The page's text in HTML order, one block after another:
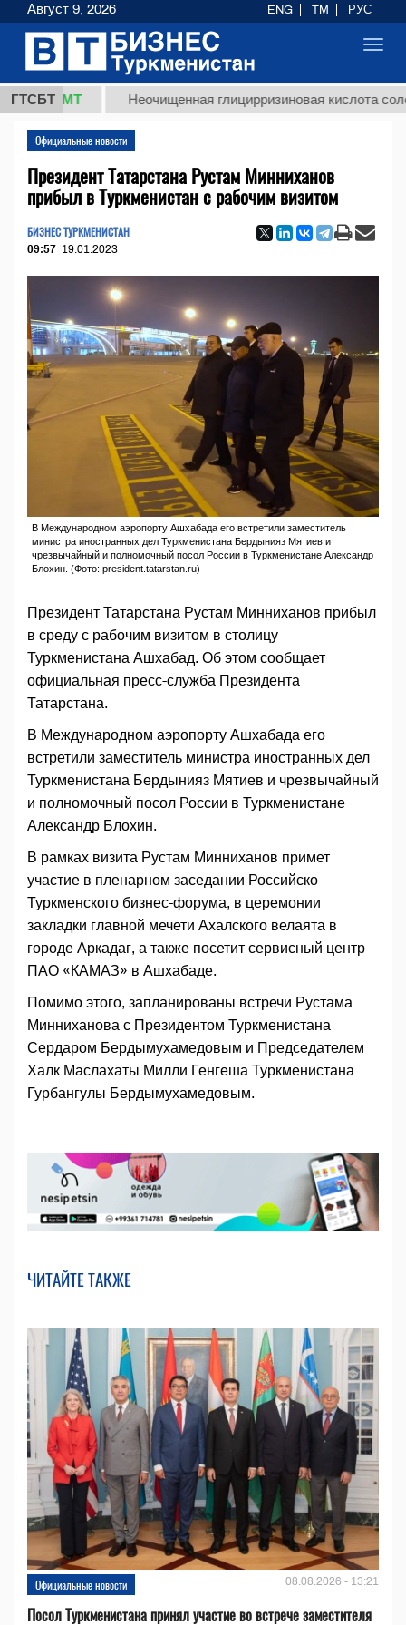
ГТСБТ
ТМТ Неочищенная глицирризиновая кислота
Официальные новости
Президент Татарстана Рустам Минниханов
прибыл в Туркменистан с рабочим визитом
БИЗНЕС ТУРКМЕНИСТАН
09:57 19.01.2023
В Международном аэропорту Ашхабада его встретили заместитель
министра иностранных дел Туркменистана Бердынияз Мятиев и
чрезвычайный и полномочный посол России в Туркменистане Александр
Блохин. (Фото: president.tatarstan.ru)
Президент Татарстана Рустам Минниханов прибыл
в среду с рабочим визитом в столицу
Туркменистана Ашхабад. Об этом сообщает
официальная пресс-служба Президента
Татарстана.
В Международном аэропорту Ашхабада его
встретили заместитель министра иностранных дел
Туркменистана Бердынияз Мятиев и чрезвычайный
и полномочный посол России в Туркменистане
Александр Блохин.
В рамках визита Рустам Минниханов примет
участие в пленарном заседании Российско-
Туркменского бизнес-форума, в церемонии
закладки главной мечети Ахалского велаята в
городе Аркадаг, а также посетит сервисный центр
ПАО «КАМАЗ» в Ашхабаде.
Помимо этого, запланированы встречи Рустама
Минниханова с Президентом Туркменистана
Сердаром Бердымухамедовым и Председателем
Халк Маслахаты Милли Генгеша Туркменистана
Гурбангулы Бердымухамедовым.
ЧИТАЙТЕ ТАКЖЕ
Официальные новости 08.08.2026 - 13:21
Посол Туркменистана принял участие во встрече заместителя
Август 9, 2026 ENG TM РУС